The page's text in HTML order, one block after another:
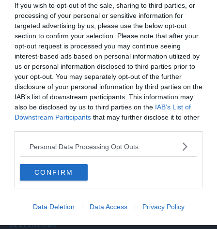
If you wish to opt-out of the sale, sharing to third parties, or
processing of your personal or sensitive information for
targeted advertising by us, please use the below opt-out
section to confirm your selection. Please note that after your
opt-out request is processed you may continue seeing
interest-based ads based on personal information utilized by
us or personal information disclosed to third parties prior to
your opt-out. You may separately opt-out of the further
disclosure of your personal information by third parties on the
IAB’s list of downstream participants. This information may
also be disclosed by us to third parties on the IAB’s List of
Downstream Participants that may further disclose it to other
Personal Data Processing Opt Outs
CONFIRM
Data Deletion Data Access Privacy Policy
SPETTACOLO
L'artista Daniele a Cagliari: “Arte per
lanciare un messaggio di rispetto della
natura”
SPETTACOLO